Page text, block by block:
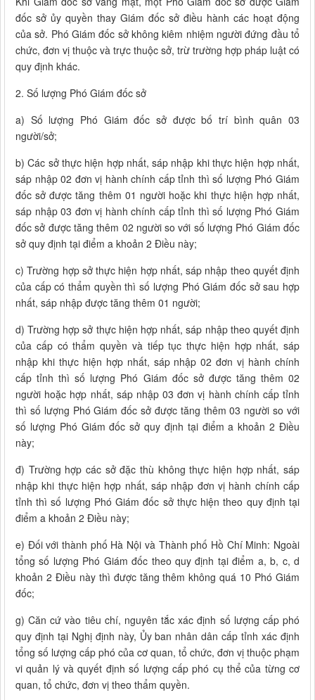
đốc sở ủy quyền thay Giám đốc sở điều hành các hoạt động
của sở. Phó Giám đốc sở không kiêm nhiệm người đứng đầu tổ
chức, đơn vị thuộc và trực thuộc sở, trừ trường hợp pháp luật có
quy định khác.
2. Số lượng Phó Giám đốc sở
a) Số lượng Phó Giám đốc sở được bố trí bình quân 03
người/sở;
b) Các sở thực hiện hợp nhất, sáp nhập khi thực hiện hợp nhất,
sáp nhập 02 đơn vị hành chính cấp tỉnh thì số lượng Phó Giám
đốc sở được tăng thêm 01 người hoặc khi thực hiện hợp nhất,
sáp nhập 03 đơn vị hành chính cấp tỉnh thì số lượng Phó Giám
đốc sở được tăng thêm 02 người so với số lượng Phó Giám đốc
sở quy định tại điểm a khoản 2 Điều này;
c) Trường hợp sở thực hiện hợp nhất, sáp nhập theo quyết định
của cấp có thẩm quyền thì số lượng Phó Giám đốc sở sau hợp
nhất, sáp nhập được tăng thêm 01 người;
d) Trường hợp sở thực hiện hợp nhất, sáp nhập theo quyết định
của cấp có thẩm quyền và tiếp tục thực hiện hợp nhất, sáp
nhập khi thực hiện hợp nhất, sáp nhập 02 đơn vị hành chính
cấp tỉnh thì số lượng Phó Giám đốc sở được tăng thêm 02
người hoặc hợp nhất, sáp nhập 03 đơn vị hành chính cấp tỉnh
thì số lượng Phó Giám đốc sở được tăng thêm 03 người so với
số lượng Phó Giám đốc sở quy định tại điểm a khoản 2 Điều
này;
đ) Trường hợp các sở đặc thù không thực hiện hợp nhất, sáp
nhập khi thực hiện hợp nhất, sáp nhập đơn vị hành chính cấp
tỉnh thì số lượng Phó Giám đốc sở thực hiện theo quy định tại
điểm a khoản 2 Điều này;
e) Đối với thành phố Hà Nội và Thành phố Hồ Chí Minh: Ngoài
tổng số lượng Phó Giám đốc theo quy định tại điểm a, b, c, d
khoản 2 Điều này thì được tăng thêm không quá 10 Phó Giám
đốc;
g) Căn cứ vào tiêu chí, nguyên tắc xác định số lượng cấp phó
quy định tại Nghị định này, Ủy ban nhân dân cấp tỉnh xác định
tổng số lượng cấp phó của cơ quan, tổ chức, đơn vị thuộc phạm
vi quản lý và quyết định số lượng cấp phó cụ thể của từng cơ
quan, tổ chức, đơn vị theo thẩm quyền.